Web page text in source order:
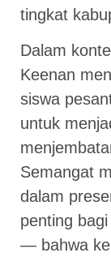
tingkat
Dalam
Keenan
siswa
untuk
Semangat
dalam
penting
— bahwa